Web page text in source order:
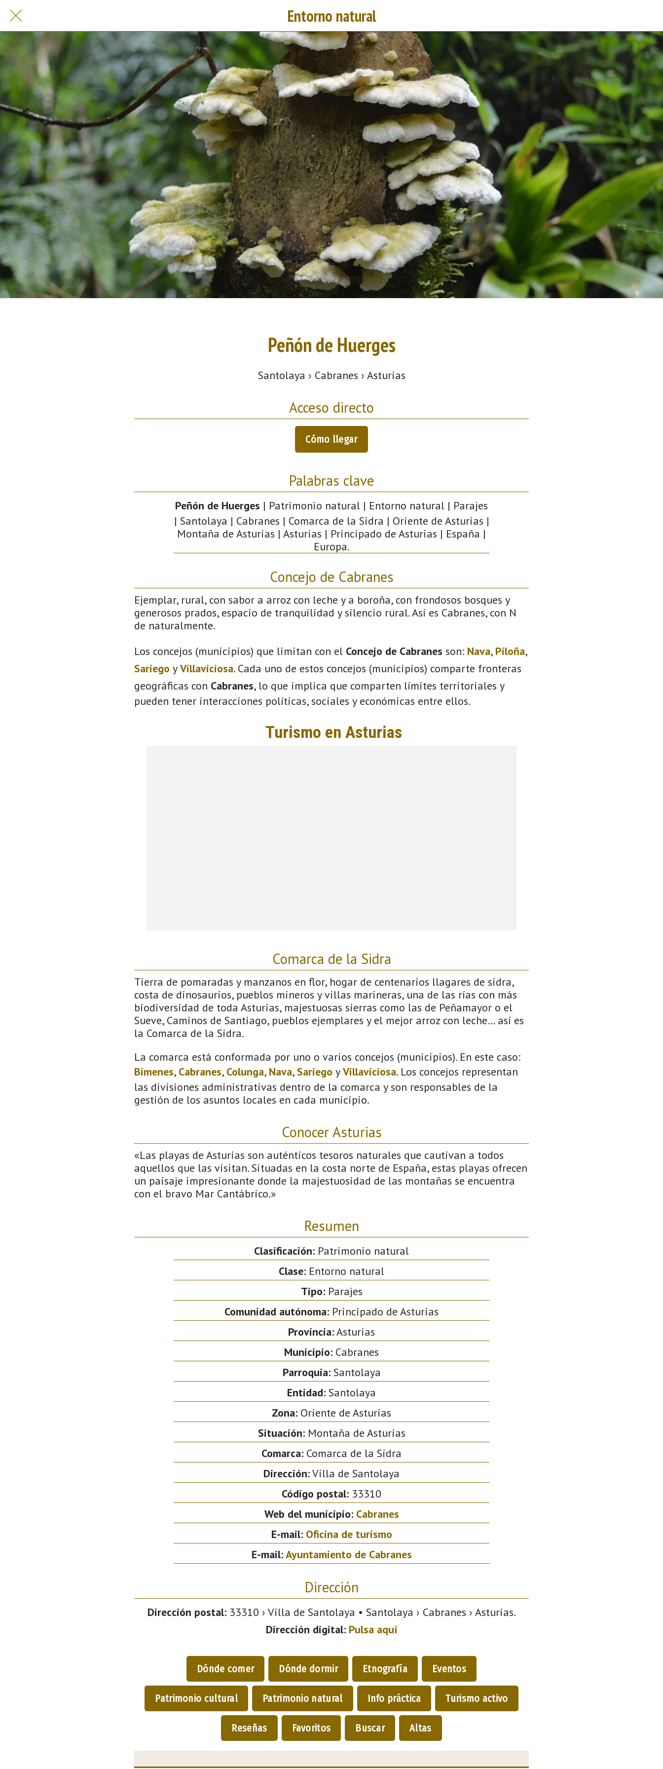
Entorno natural
Peñón de Huerges
Santolaya › Cabranes › Asturias
Acceso directo
Cómo llegar
Palabras clave
Peñón de Huerges | Patrimonio natural | Entorno natural | Parajes
| Santolaya | Cabranes | Comarca de la Sidra | Oriente de Asturias |
Montaña de Asturias | Asturias | Principado de Asturias | España |
Europa.
Concejo de Cabranes
Ejemplar, rural, con sabor a arroz con leche y a boroña, con frondosos bosques y
generosos prados, espacio de tranquilidad y silencio rural. Así es Cabranes, con N
de naturalmente.
Los concejos (municipios) que limitan con el Concejo de Cabranes son: Nava, Piloña,
Sariego yVillaviciosa. Cada uno de estos concejos (municipios) comparte fronteras
geográficas con Cabranes, lo que implica que comparten límites territoriales y
pueden tener interacciones políticas, sociales y económicas entre ellos.
Comarca de la Sidra
Tierra de pomaradas y manzanos en flor, hogar de centenarios llagares de sidra,
costa de dinosaurios, pueblos mineros y villas marineras, una de las rías con más
biodiversidad de toda Asturias, majestuosas sierras como las de Peñamayor o el
Sueve, Caminos de Santiago, pueblos ejemplares y el mejor arroz con leche… así es
la Comarca de la Sidra.
La comarca está conformada por uno o varios concejos (municipios). En este caso:
Bimenes, Cabranes, Colunga, Nava,Sariego yVillaviciosa. Los concejos representan
las divisiones administrativas dentro de la comarca y son responsables de la
gestión de los asuntos locales en cada municipio.
Conocer Asturias
«Las playas de Asturias son auténticos tesoros naturales que cautivan a todos
aquellos que las visitan. Situadas en la costa norte de España, estas playas ofrecen
un paisaje impresionante donde la majestuosidad de las montañas se encuentra
con el bravo Mar Cantábrico.»
Resumen
Clasificación: Patrimonio natural
Clase: Entorno natural
Tipo:Parajes
Comunidad autónoma: Principado de Asturias
Provincia:Asturias
Municipio: Cabranes
Parroquia:Santolaya
Entidad: Santolaya
Zona: Oriente de Asturias
Situación:Montaña de Asturias
Comarca: Comarca de la Sidra
Dirección:Villa de Santolaya
Código postal: 33310
Web del municipio: Cabranes
E-mail: Oficina de turismo
E-mail:Ayuntamiento de Cabranes
Dirección
Dirección postal:33310 › Villa de Santolaya • Santolaya › Cabranes › Asturias.
Dirección digital: Pulsa aquí
Dónde comer Dónde dormir Etnografía Eventos
Patrimonio cultural Patrimonio natural Info práctica Turismo activo
Reseñas Favoritos Buscar Altas